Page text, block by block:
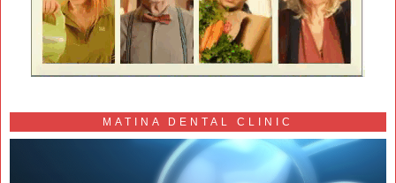
MATINA DENTAL CLINIC